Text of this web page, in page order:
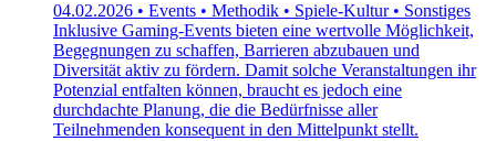
04.02.2026 • Events • Methodik • Spiele-Kultur • Sonstiges
Inklusive Gaming-Events bieten eine wertvolle Möglichkeit,
Begegnungen zu schaffen, Barrieren abzubauen und
Diversität aktiv zu fördern. Damit solche Veranstaltungen ihr
Potenzial entfalten können, braucht es jedoch eine
durchdachte Planung, die die Bedürfnisse aller
Teilnehmenden konsequent in den Mittelpunkt stellt.